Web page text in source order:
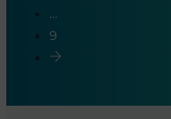
…
9